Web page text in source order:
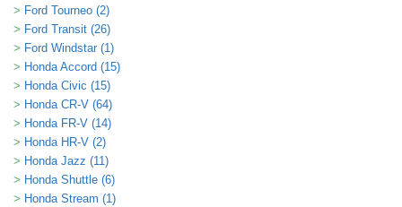
Ford Tourneo (2)
Ford Transit (26)
Ford Windstar (1)
Honda Accord (15)
Honda Civic (15)
Honda CR-V (64)
Honda FR-V (14)
Honda HR-V (2)
Honda Jazz (11)
Honda Shuttle (6)
Honda Stream (1)